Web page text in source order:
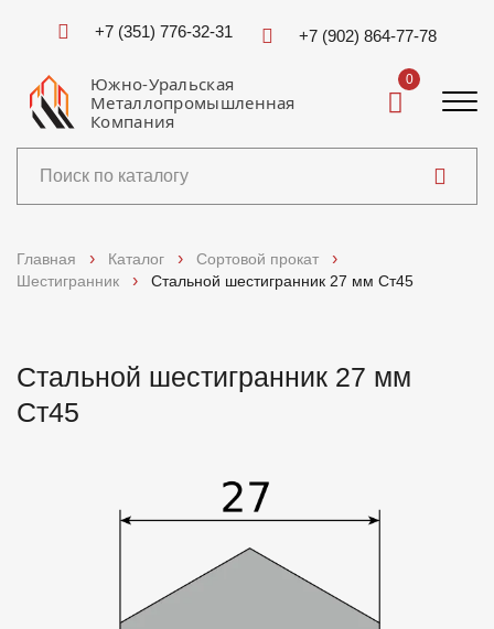
+7 (351) 776-32-31 +7 (902) 864-77-78
Южно-Уральская
Металлопромышленная
Компания
0
Доставка и оплата
Главная Каталог
Сортовой прокат
Шестигранник
Стальной шестигранник 27 мм Ст45
Стальной шестигранник 27 мм
Ст45